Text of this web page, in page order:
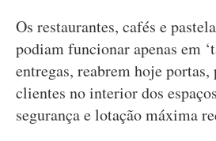
Os restaurantes, cafés e
podiam funcionar apenas em
entregas, reabrem hoje
clientes no interior dos
segurança e lotação máxima